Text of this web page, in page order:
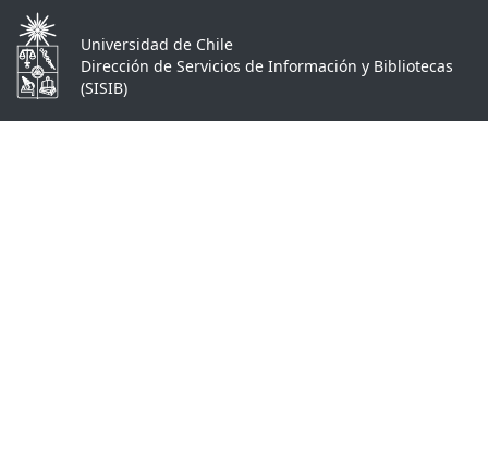
Universidad de Chile
Dirección de Servicios de Información y Bibliotecas
(SISIB)